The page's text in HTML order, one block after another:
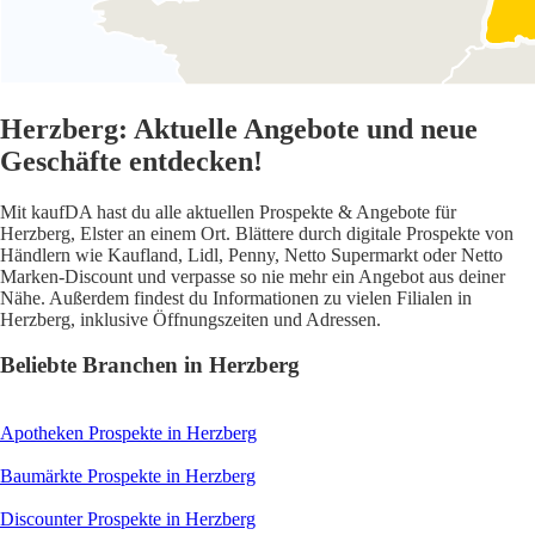
Herzberg: Aktuelle Angebote und neue
Geschäfte entdecken!
Mit kaufDA hast du alle aktuellen Prospekte & Angebote für
Herzberg, Elster an einem Ort. Blättere durch digitale Prospekte von
Händlern wie Kaufland, Lidl, Penny, Netto Supermarkt oder Netto
Marken-Discount und verpasse so nie mehr ein Angebot aus deiner
Nähe. Außerdem findest du Informationen zu vielen Filialen in
Herzberg, inklusive Öffnungszeiten und Adressen.
Beliebte Branchen in Herzberg
Apotheken Prospekte in Herzberg
Baumärkte Prospekte in Herzberg
DiscounterProspekte in Herzberg